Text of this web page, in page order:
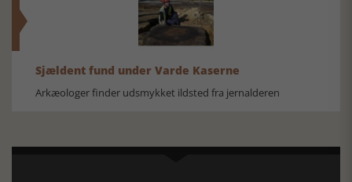
Sjældent fund under Varde Kaserne
Arkæologer finder udsmykket ildsted fra jernalderen